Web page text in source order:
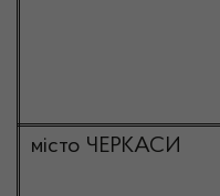
місто ЧЕРКАСИ